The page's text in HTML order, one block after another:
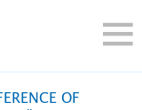
OF